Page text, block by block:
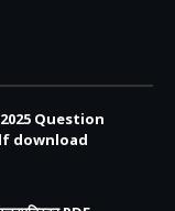
Question
download